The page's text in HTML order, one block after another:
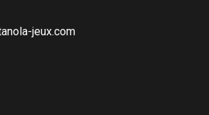
jeux.com